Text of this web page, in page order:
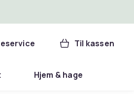
Til kassen
Hjem & hage